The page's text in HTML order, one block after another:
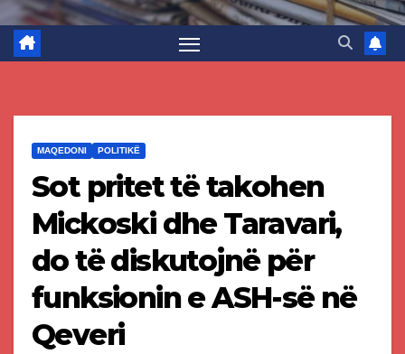
MAQEDONI POLITIKË
Sot pritet të takohen
Mickoski dhe Taravari,
do të diskutojnë për
funksionin e ASH-së në
Qeveri